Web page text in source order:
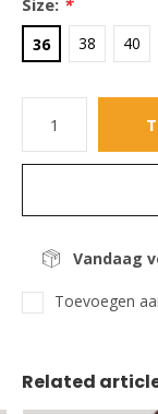
Size: *
36 38 40
Vandaag
Toevoegen
Related